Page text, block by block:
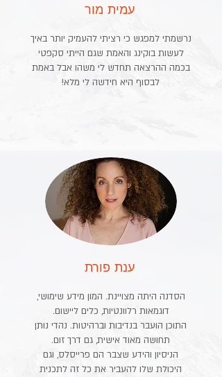
עמית מור
נרשמתי למפגש כי רציתי להעמיק יותר באיך
לעשות בוקינג והאמת שגם הייתי סקפטי
בכמה ההרצאה תחדש לי משהו אבל באמת
לבסוף היא חידשה לי מלא!
ענת פורת
הסדנה היתה מצויינת. המון מידע שימושי,
דוגמאות רלוונטיות, כלים ליישום.
התוכן הועבר בנדיבות וברהיטות. נהדי נותן
תחושה מאוד אישית, גם דרך זום.
הניסיון והידע שצבר הם פרייסלס, וגם
היכולת שלו להעביר את כל זה לתכנית